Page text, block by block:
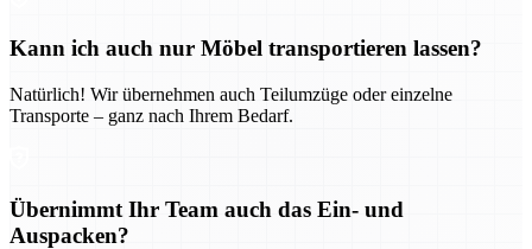
Kann ich auch nur Möbel transportieren lassen?
Natürlich! Wir übernehmen auch Teilumzüge oder einzelne
Transporte – ganz nach Ihrem Bedarf.
Übernimmt Ihr Team auch das Ein- und
Auspacken?